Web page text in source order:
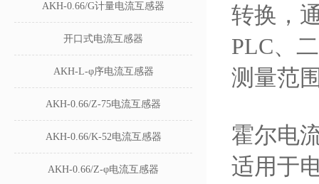
AKH-0.66/G计量电流互感器
开口式电流互感器
AKH-L-φ序电流互感器
AKH-0.66/Z-75电流互感器
AKH-0.66/K-52电流互感器
AKH-0.66/Z-φ电流互感器
转换，
PLC、
测量范
霍尔电
适用于